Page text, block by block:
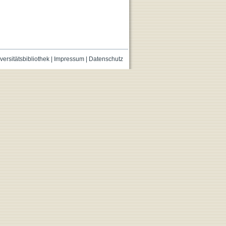
| Impressum| Datenschutz